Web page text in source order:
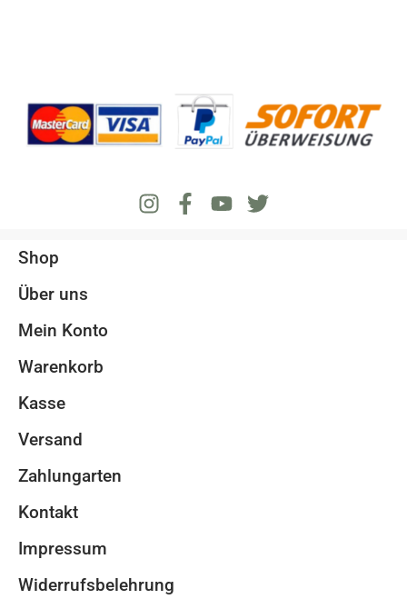
Shop
Über uns
Mein Konto
Warenkorb
Kasse
Versand
Zahlungarten
Kontakt
Impressum
Widerrufsbelehrung